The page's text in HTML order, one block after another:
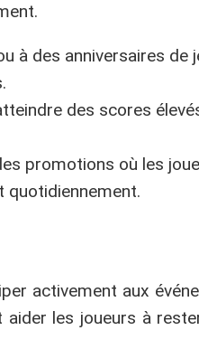
à des anniversaires de
des scores
promotions où les
quotidiennement.
activement aux
les joueurs à